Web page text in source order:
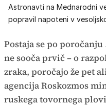
Astronavti na Mednarodni
popravil napoteni v
Postaja se po poročanju
ne sooča prvič – o
zraka, poročajo že pet
agencija Roskozmos
ruskega tovornega